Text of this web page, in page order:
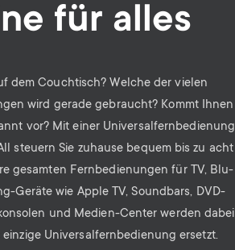
für alles
dem Couchtisch? Welche der vielen
wird gerade gebraucht? Kommt Ihnen
vor? Mit einer Universalfernbedienung
steuern Sie zuhause bequem bis zu acht
gesamten Fernbedienungen für TV, Blu-
Geräte wie Apple TV, Soundbars, DVD-
und Medien-Center werden dabei
Universalfernbedienung ersetzt.